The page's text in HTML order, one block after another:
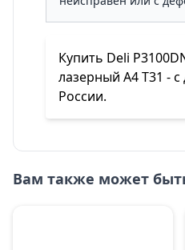
Купить Deli
лазерный A4 T31 -
России.
Вам также может